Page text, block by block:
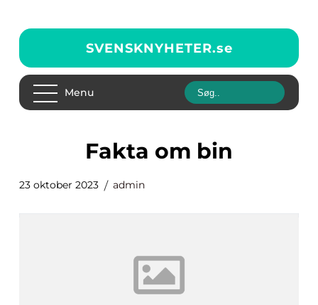
SVENSKNYHETER.se
Menu
fakta om bin
23 oktober 2023 admin